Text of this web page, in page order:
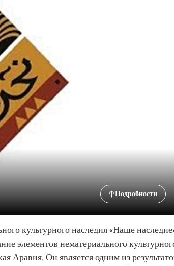
Подробности
культурного наследия «Наше
элементов нематериального
Аравия. Он является одним из